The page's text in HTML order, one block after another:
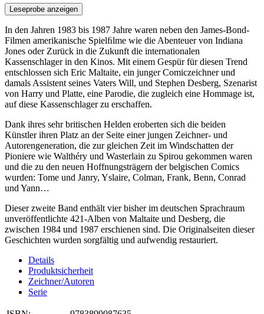
Leseprobe anzeigen
In den Jahren 1983 bis 1987 Jahre waren neben den James-Bond-
Filmen amerikanische Spielﬁlme wie die Abenteuer von Indiana
Jones oder Zurück in die Zukunft die internationalen
Kassenschlager in den Kinos. Mit einem Gespür für diesen Trend
entschlossen sich Eric Maltaite, ein junger Comiczeichner und
damals Assistent seines Vaters Will, und Stephen Desberg, Szenarist
von Harry und Platte, eine Parodie, die zugleich eine Hommage ist,
auf diese Kassenschlager zu erschaffen.
Dank ihres sehr britischen Helden eroberten sich die beiden
Künstler ihren Platz an der Seite einer jungen Zeichner- und
Autorengeneration, die zur gleichen Zeit im Windschatten der
Pioniere wie Walthéry und Wasterlain zu Spirou gekommen waren
und die zu den neuen Hoffnungsträgern der belgischen Comics
wurden: Tome und Janry, Yslaire, Colman, Frank, Benn, Conrad
und Yann…
Dieser zweite Band enthält vier bisher im deutschen Sprachraum
unveröffentlichte 421-Alben von Maltaite und Desberg, die
zwischen 1984 und 1987 erschienen sind. Die Originalseiten dieser
Geschichten wurden sorgfältig und aufwendig restauriert.
Details
Produktsicherheit
Zeichner/Autoren
Serie